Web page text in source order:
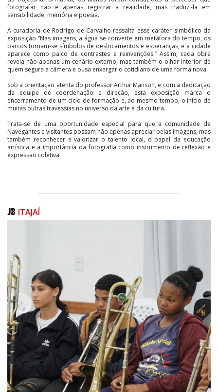
fotografar não é apenas registrar a realidade, mas traduzi-la em
sensibilidade, memória e poesia.
A curadoria de Rodrigo de Carvalho ressalta esse caráter simbólico da
exposição “Nas imagens, a água se converte em metáfora do tempo, os
barcos tornam-se símbolos de deslocamentos e esperanças, e a cidade
aparece como palco de contrastes e reinvenções.” Assim, cada obra
revela não apenas um cenário externo, mas também o olhar interior de
quem segura a câmera e ousa enxergar o cotidiano de uma forma nova.
Sob a orientação atenta do professor Arthur Manson, e com a dedicação
da equipe de coordenação e direção, esta exposição marca o
encerramento de um ciclo de formação e, ao mesmo tempo, o início de
muitas outras travessias no universo da arte e da cultura.
Trata-se de uma oportunidade especial para que a comunidade de
Navegantes e visitantes possam não apenas apreciar belas imagens, mas
também reconhecer e valorizar o talento local, o papel da educação
artística e a importância da fotografia como instrumento de reflexão e
expressão coletiva.
ITAJAÍ